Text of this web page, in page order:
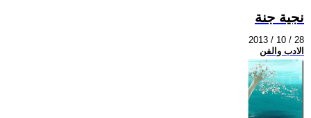
نجية جنة
2013 / 10 / 28
الادب والفن